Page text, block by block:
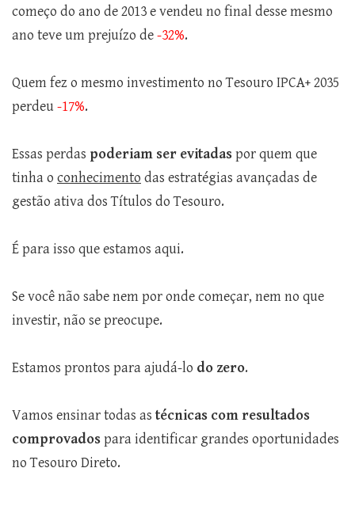
começo do ano de 2013 e vendeu no final desse mesmo
ano teve um prejuízo de-32%.
Quem fez o mesmo investimento no Tesouro IPCA+ 2035
perdeu-17%.
Essas perdas poderiam ser evitadaspor quem que
tinha o conhecimento das estratégias avançadas de
gestão ativa dos Títulos do Tesouro.
É para isso que estamos aqui.
Se você não sabe nem por onde começar, nem no que
investir, não se preocupe.
Estamos prontos para ajudá-lo do zero.
Vamos ensinar todas as técnicas com resultados
comprovadospara identificar grandes oportunidades
no Tesouro Direto.